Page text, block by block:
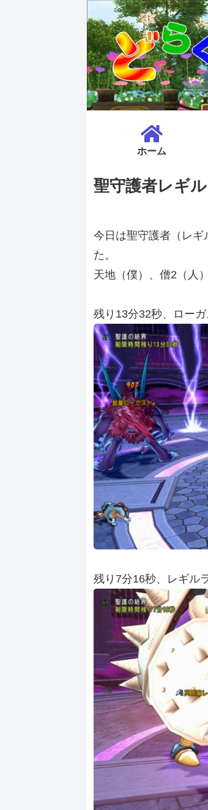
ホーム
聖守護者レギ
今日は聖守護者（レギ
た。
天地（僕）、僧2（人
残り13分32秒、ロー
残り7分16秒、レギル